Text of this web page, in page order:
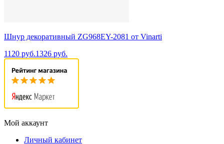
Шнур декоративный ZG968EY-2081 от Vinarti
1120 руб.1326 руб.
Мой аккаунт
Личный кабинет